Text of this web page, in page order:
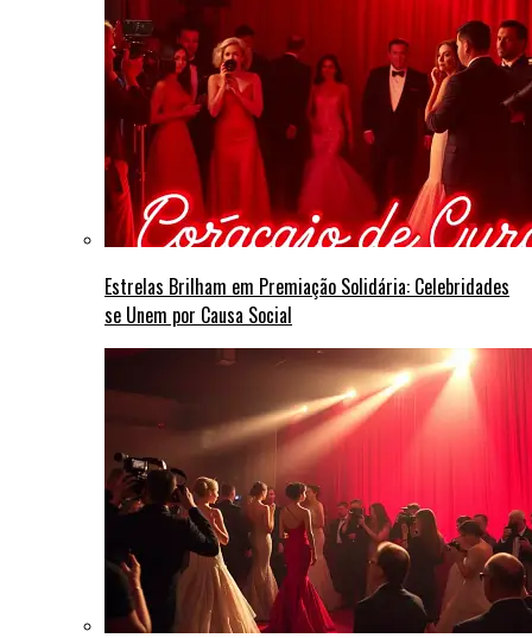
Estrelas Brilham em Premiação Solidária: Celebridades
se Unem por Causa Social